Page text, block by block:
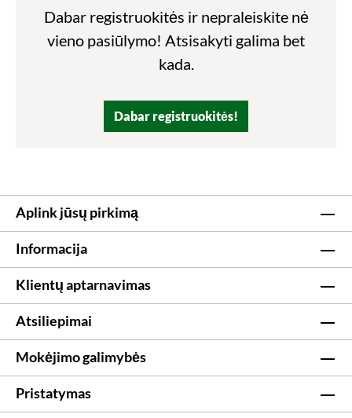
Dabar registruokitės ir nepraleiskite nė
vieno pasiūlymo! Atsisakyti galima bet
kada.
Dabar registruokitės!
Aplink jūsų pirkimą
Informacija
Klientų aptarnavimas
Atsiliepimai
Mokėjimo galimybės
Pristatymas